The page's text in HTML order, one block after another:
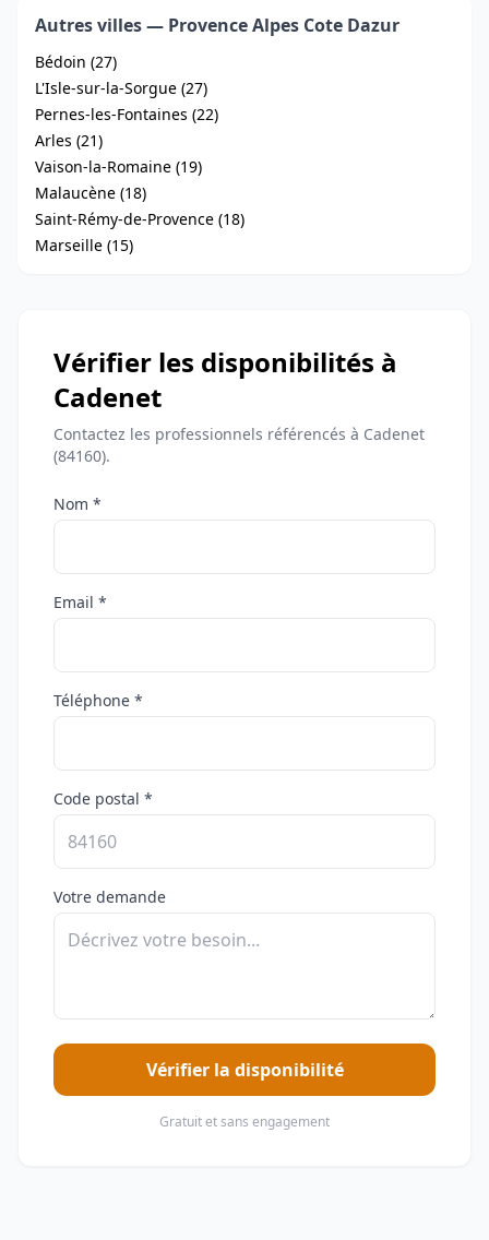
Autres villes — Provence Alpes Cote Dazur
Bédoin (27)
L'Isle-sur-la-Sorgue (27)
Pernes-les-Fontaines (22)
Arles (21)
Vaison-la-Romaine (19)
Malaucène (18)
Saint-Rémy-de-Provence (18)
Marseille (15)
Vérifier les disponibilités à
Cadenet
Contactez les professionnels référencés à Cadenet
(84160).
Nom *
Email *
Téléphone *
Code postal *
Votre demande
Vérifier la disponibilité
Gratuit et sans engagement